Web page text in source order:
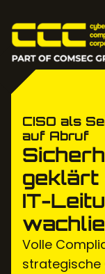
CISO als
auf Abruf
geklärt
IT-
Volle
strategische